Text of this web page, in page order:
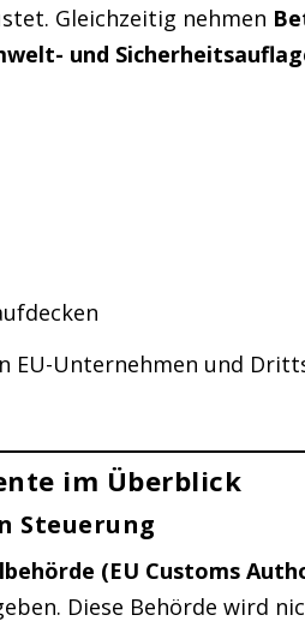
Gleichzeitig nehmen
und
EU-Unternehmen und
im Überblick
Steuerung
(EU Customs
Diese Behörde wird